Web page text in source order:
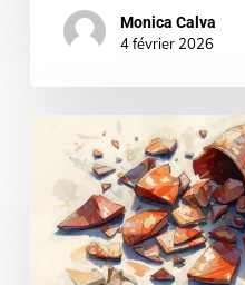
Monica Calva
4 février 2026
Béatitudes
prélude